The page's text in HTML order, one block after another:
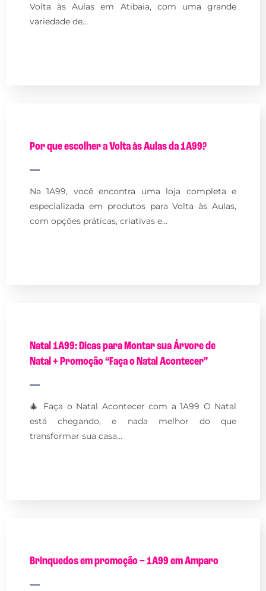
Volta às Aulas em Atibaia, com uma grande
variedade de…
Por que escolher a Volta às Aulas da 1A99?
Na 1A99, você encontra uma loja completa e
especializada em produtos para Volta às Aulas,
com opções práticas, criativas e…
Natal 1A99: Dicas para Montar sua Árvore de
Natal + Promoção “Faça o Natal Acontecer”
🎄 Faça o Natal Acontecer com a 1A99 O Natal
está chegando, e nada melhor do que
transformar sua casa…
Brinquedos em promoção – 1A99 em Amparo